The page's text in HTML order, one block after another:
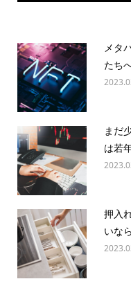
メタ
たち
まだ
は若
押入
いな